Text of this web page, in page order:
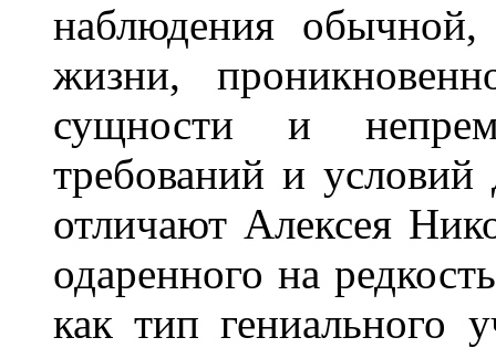
наблюдения
жизни,
сущности и
требований и условий
отличают Алексея
одаренного на
как тип гениального